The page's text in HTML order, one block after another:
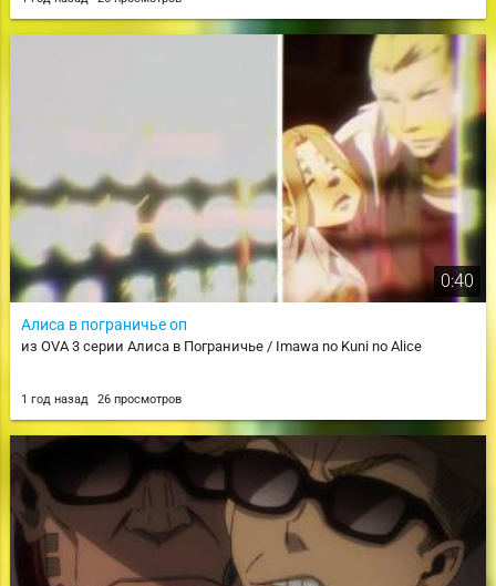
0:40
Алиса в пограничье оп
из OVA 3 серии Алиса в Пограничье / Imawa no Kuni no Alice
1 год назад 26 просмотров